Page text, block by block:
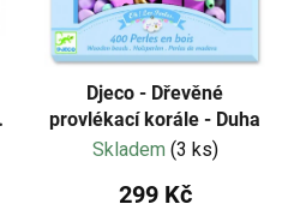
Djeco - Dřevěné
provlékací korále - Duha
Skladem (3 ks)
299 Kč